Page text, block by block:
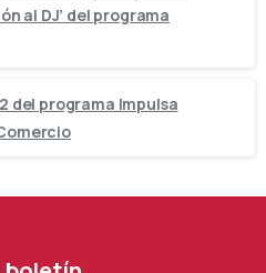
al DJ’ del programa
del programa Impulsa